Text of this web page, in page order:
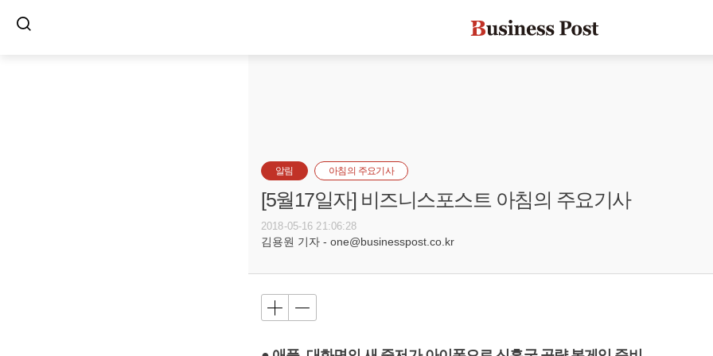
알림 아침의 주요기사
[5월17일자] 비즈니스포스트 아침의 주요기사
2018-05-16 21:06:28
김용원 기자 - one@businesspost.co.kr